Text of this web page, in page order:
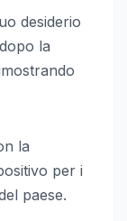
desiderio
la
la
per i
paese.